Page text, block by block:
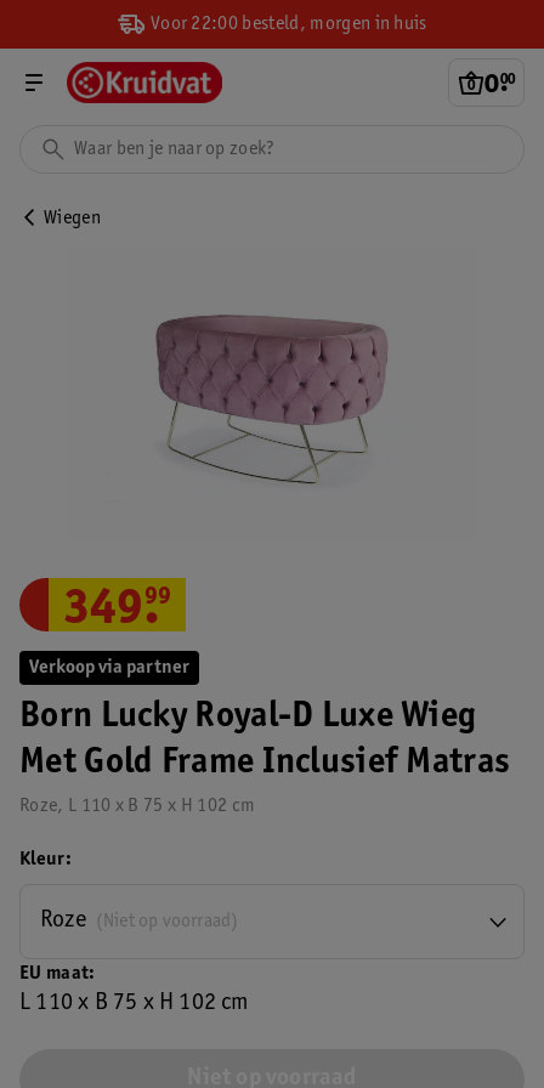
Voor 22:00 besteld, morgen in huis
0.
00
Wiegen
Verkoop via partner
Born Lucky Royal-D Luxe Wieg
Met Gold Frame Inclusief Matras
Roze, L 110 x B 75 x H 102 cm
349.
99
EU maat
L 110 x B 75 x H 102 cm
Kleur
(Niet op voorraad)
Roze